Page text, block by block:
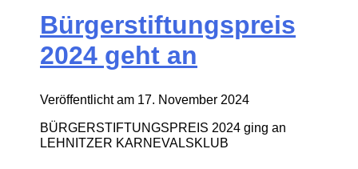
Bürgerstiftungspreis
2024 geht an
Veröffentlicht am 17. November 2024
BÜRGERSTIFTUNGSPREIS 2024 ging an
LEHNITZER KARNEVALSKLUB